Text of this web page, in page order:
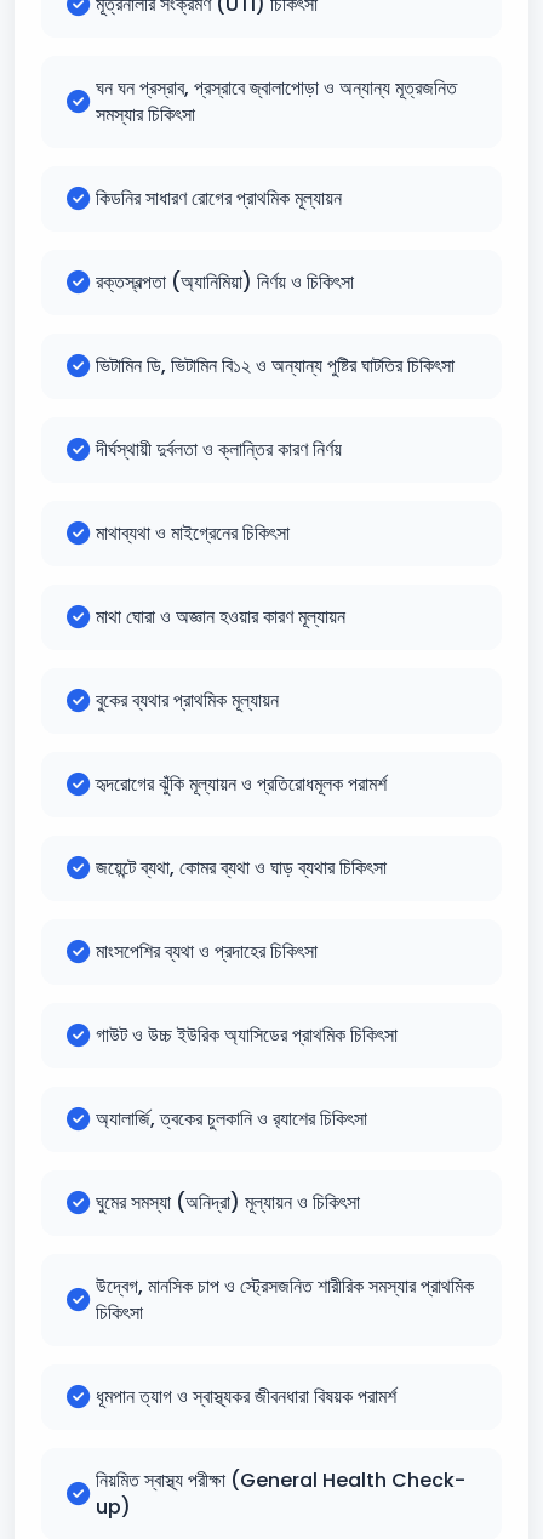
ঘন ঘন প্রস্রাব, প্রস্রাবে জ্বালাপোড়া ও অন্যান্য মূত্রজনিত
সমস্যার চিকিৎসা
কিডনির সাধারণ রোগের প্রাথমিক মূল্যায়ন
রক্তস্বল্পতা (অ্যানিমিয়া) নির্ণয় ও চিকিৎসা
ভিটামিন ডি, ভিটামিন বি১২ ও অন্যান্য পুষ্টির ঘাটতির চিকিৎসা
দীর্ঘস্থায়ী দুর্বলতা ও ক্লান্তির কারণ নির্ণয়
মাথাব্যথা ও মাইগ্রেনের চিকিৎসা
মাথা ঘোরা ও অজ্ঞান হওয়ার কারণ মূল্যায়ন
বুকের ব্যথার প্রাথমিক মূল্যায়ন
হৃদরোগের ঝুঁকি মূল্যায়ন ও প্রতিরোধমূলক পরামর্শ
জয়েন্টে ব্যথা, কোমর ব্যথা ও ঘাড় ব্যথার চিকিৎসা
মাংসপেশির ব্যথা ও প্রদাহের চিকিৎসা
গাউট ও উচ্চ ইউরিক অ্যাসিডের প্রাথমিক চিকিৎসা
অ্যালার্জি, ত্বকের চুলকানি ও র‍্যাশের চিকিৎসা
ঘুমের সমস্যা (অনিদ্রা) মূল্যায়ন ও চিকিৎসা
উদ্বেগ, মানসিক চাপ ও স্ট্রেসজনিত শারীরিক সমস্যার প্রাথমিক
চিকিৎসা
ধূমপান ত্যাগ ও স্বাস্থ্যকর জীবনধারা বিষয়ক পরামর্শ
নিয়মিত স্বাস্থ্য পরীক্ষা (General Health Check-
up)